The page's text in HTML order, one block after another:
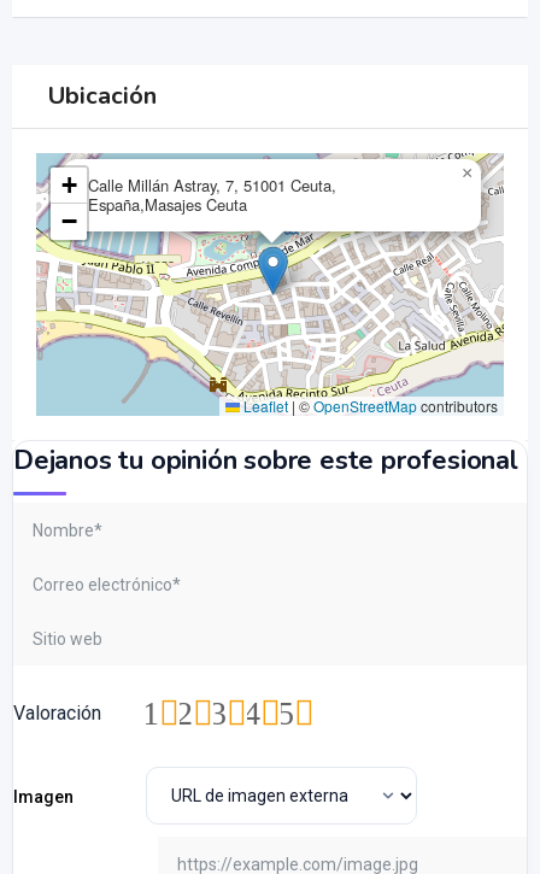
Ubicación
Calle Millán Astray, 7, 51001 Ceuta,
España,Masajes Ceuta
×
+
−
Leaflet |©OpenStreetMapcontributors
Dejanos tu opinión sobre este profesional
Valoración 5
4
3
2
1
Imagen